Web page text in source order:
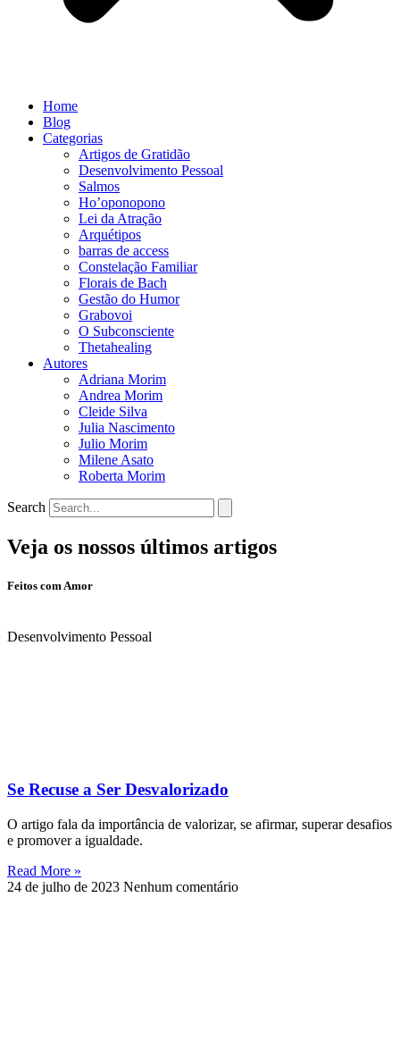
Home
Blog
Categorias
Artigos de Gratidão
Desenvolvimento Pessoal
Salmos
Ho’oponopono
Lei da Atração
Arquétipos
barras de access
Constelação Familiar
Florais de Bach
Gestão do Humor
Grabovoi
O Subconsciente
Thetahealing
Autores
Adriana Morim
Andrea Morim
Cleide Silva
Julia Nascimento
Julio Morim
Milene Asato
Roberta Morim
Search
Veja os nossos últimos artigos
Feitos com Amor
Desenvolvimento Pessoal
Se Recuse a Ser Desvalorizado
O artigo fala da importância de valorizar, se afirmar, superar desafios
e promover a igualdade.
Read More »
24 de julho de 2023 Nenhum comentário